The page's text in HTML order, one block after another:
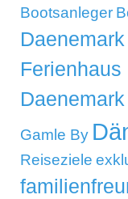
Bootsanleger
Ferienhaus
Gamle By
Reiseziele